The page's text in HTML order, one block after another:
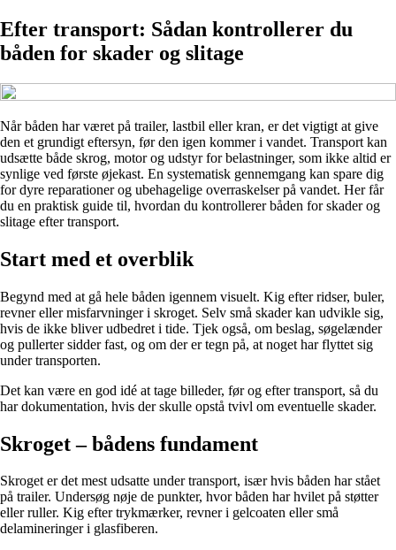
Efter transport: Sådan kontrollerer du
båden for skader og slitage
Når båden har været på trailer, lastbil eller kran, er det vigtigt at give
den et grundigt eftersyn, før den igen kommer i vandet. Transport kan
udsætte både skrog, motor og udstyr for belastninger, som ikke altid er
synlige ved første øjekast. En systematisk gennemgang kan spare dig
for dyre reparationer og ubehagelige overraskelser på vandet. Her får
du en praktisk guide til, hvordan du kontrollerer båden for skader og
slitage efter transport.
Start med et overblik
Begynd med at gå hele båden igennem visuelt. Kig efter ridser, buler,
revner eller misfarvninger i skroget. Selv små skader kan udvikle sig,
hvis de ikke bliver udbedret i tide. Tjek også, om beslag, søgelænder
og pullerter sidder fast, og om der er tegn på, at noget har flyttet sig
under transporten.
Det kan være en god idé at tage billeder, før og efter transport, så du
har dokumentation, hvis der skulle opstå tvivl om eventuelle skader.
Skroget – bådens fundament
Skroget er det mest udsatte under transport, især hvis båden har stået
på trailer. Undersøg nøje de punkter, hvor båden har hvilet på støtter
eller ruller. Kig efter trykmærker, revner i gelcoaten eller små
delamineringer i glasfiberen.